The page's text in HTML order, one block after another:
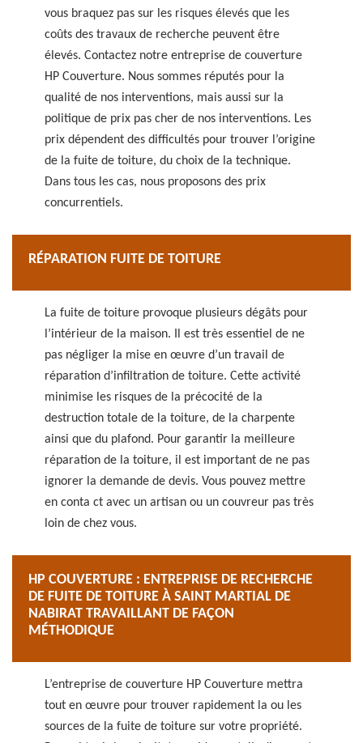
vous braquez pas sur les risques élevés que les
coûts des travaux de recherche peuvent être
élevés. Contactez notre entreprise de couverture
HP Couverture. Nous sommes réputés pour la
qualité de nos interventions, mais aussi sur la
politique de prix pas cher de nos interventions. Les
prix dépendent des difficultés pour trouver l’origine
de la fuite de toiture, du choix de la technique.
Dans tous les cas, nous proposons des prix
concurrentiels.
RÉPARATION FUITE DE TOITURE
La fuite de toiture provoque plusieurs dégâts pour
l’intérieur de la maison. Il est très essentiel de ne
pas négliger la mise en œuvre d’un travail de
réparation d’infiltration de toiture. Cette activité
minimise les risques de la précocité de la
destruction totale de la toiture, de la charpente
ainsi que du plafond. Pour garantir la meilleure
réparation de la toiture, il est important de ne pas
ignorer la demande de devis. Vous pouvez mettre
en conta ct avec un artisan ou un couvreur pas très
loin de chez vous.
HP COUVERTURE : ENTREPRISE DE RECHERCHE
DE FUITE DE TOITURE À SAINT MARTIAL DE
NABIRAT TRAVAILLANT DE FAÇON
MÉTHODIQUE
L’entreprise de couverture HP Couverture mettra
tout en œuvre pour trouver rapidement la ou les
sources de la fuite de toiture sur votre propriété.